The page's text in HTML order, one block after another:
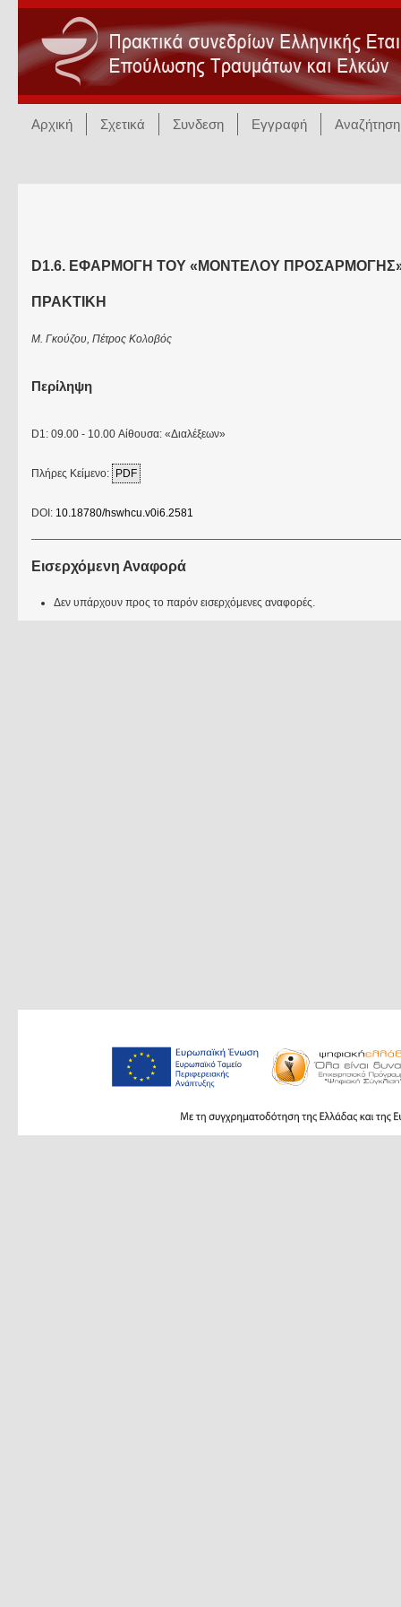
Αρχική Σχετικά Συνδεση Εγγραφή Αναζήτηση
D1.6. ΕΦΑΡΜΟΓΗ ΤΟΥ «ΜΟΝΤΕΛΟΥ
ΠΡΑΚΤΙΚΗ
Μ. Γκούζου, Πέτρος Κολοβός
Περίληψη
D1: 09.00 - 10.00 Αίθουσα: «Διαλέξεων»
Πλήρες Κείμενο: PDF
DOI: 10.18780/hswhcu.v0i6.2581
Εισερχόμενη Αναφορά
Δεν υπάρχουν προς το παρόν εισερχόμενες αναφορές.